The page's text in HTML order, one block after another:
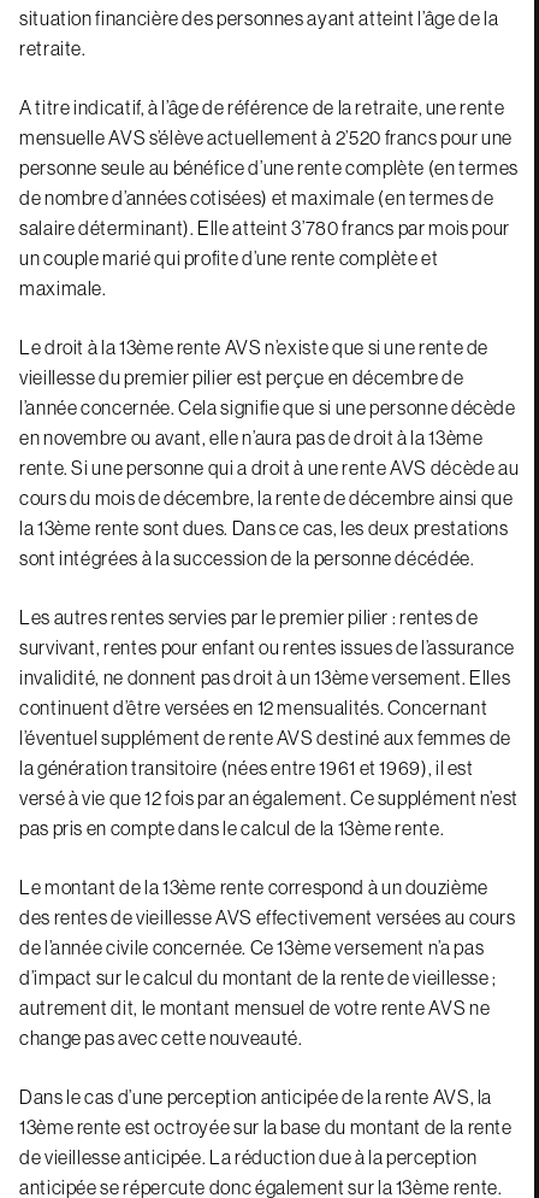
situation financière des personnes ayant atteint l’âge de la
retraite.
A titre indicatif, à l’âge de référence de la retraite, une rente
mensuelle AVS s’élève actuellement à 2’520 francs pour une
personne seule au bénéfice d’une rente complète (en termes
de nombre d’années cotisées) et maximale (en termes de
salaire déterminant). Elle atteint 3’780 francs par mois pour
un couple marié qui profite d’une rente complète et
maximale.
Le droit à la 13ème rente AVS n’existe que si une rente de
vieillesse du premier pilier est perçue en décembre de
l’année concernée. Cela signifie que si une personne décède
en novembre ou avant, elle n’aura pas de droit à la 13ème
rente. Si une personne qui a droit à une rente AVS décède au
cours du mois de décembre, la rente de décembre ainsi que
la 13ème rente sont dues. Dans ce cas, les deux prestations
sont intégrées à la succession de la personne décédée.
Les autres rentes servies par le premier pilier : rentes de
survivant, rentes pour enfant ou rentes issues de l’assurance
invalidité, ne donnent pas droit à un 13ème versement. Elles
continuent d’être versées en 12 mensualités. Concernant
l’éventuel supplément de rente AVS destiné aux femmes de
la génération transitoire (nées entre 1961 et 1969), il est
versé à vie que 12 fois par an également. Ce supplément n’est
pas pris en compte dans le calcul de la 13ème rente.
Le montant de la 13ème rente correspond à un douzième
des rentes de vieillesse AVS effectivement versées au cours
de l’année civile concernée. Ce 13ème versement n’a pas
d’impact sur le calcul du montant de la rente de vieillesse ;
autrement dit, le montant mensuel de votre rente AVS ne
change pas avec cette nouveauté.
Dans le cas d’une perception anticipée de la rente AVS, la
13ème rente est octroyée sur la base du montant de la rente
de vieillesse anticipée. La réduction due à la perception
anticipée se répercute donc également sur la 13ème rente.